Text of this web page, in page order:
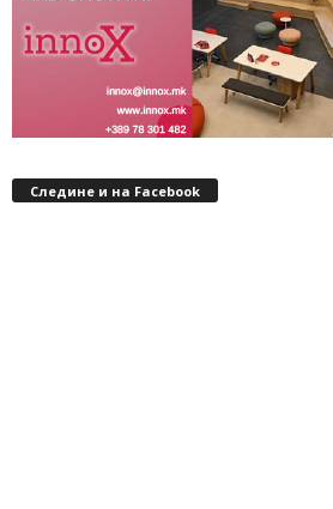
Следине и на Facebook